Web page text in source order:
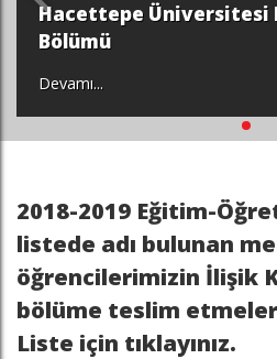
Hacettepe Üniversitesi
Bölümü
Devamı...
2018-2019 Eğitim-
listede adı bulunan
öğrencilerimizin İlişik
bölüme teslim
Liste için tıklayınız.